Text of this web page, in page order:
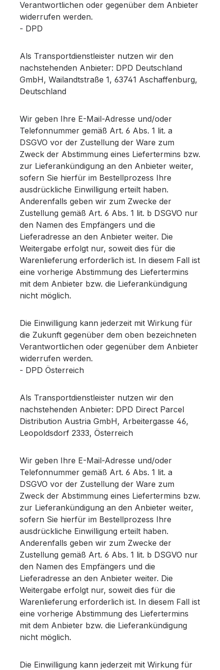
Verantwortlichen oder gegenüber dem Anbieter
widerrufen werden.
- DPD
Als Transportdienstleister nutzen wir den
nachstehenden Anbieter: DPD Deutschland
GmbH, Wailandtstraße 1, 63741 Aschaffenburg,
Deutschland
Wir geben Ihre E-Mail-Adresse und/oder
Telefonnummer gemäß Art. 6 Abs. 1 lit. a
DSGVO vor der Zustellung der Ware zum
Zweck der Abstimmung eines Liefertermins bzw.
zur Lieferankündigung an den Anbieter weiter,
sofern Sie hierfür im Bestellprozess Ihre
ausdrückliche Einwilligung erteilt haben.
Anderenfalls geben wir zum Zwecke der
Zustellung gemäß Art. 6 Abs. 1 lit. b DSGVO nur
den Namen des Empfängers und die
Lieferadresse an den Anbieter weiter. Die
Weitergabe erfolgt nur, soweit dies für die
Warenlieferung erforderlich ist. In diesem Fall ist
eine vorherige Abstimmung des Liefertermins
mit dem Anbieter bzw. die Lieferankündigung
nicht möglich.
Die Einwilligung kann jederzeit mit Wirkung für
die Zukunft gegenüber dem oben bezeichneten
Verantwortlichen oder gegenüber dem Anbieter
widerrufen werden.
- DPD Österreich
Als Transportdienstleister nutzen wir den
nachstehenden Anbieter: DPD Direct Parcel
Distribution Austria GmbH, Arbeitergasse 46,
Leopoldsdorf 2333, Österreich
Wir geben Ihre E-Mail-Adresse und/oder
Telefonnummer gemäß Art. 6 Abs. 1 lit. a
DSGVO vor der Zustellung der Ware zum
Zweck der Abstimmung eines Liefertermins bzw.
zur Lieferankündigung an den Anbieter weiter,
sofern Sie hierfür im Bestellprozess Ihre
ausdrückliche Einwilligung erteilt haben.
Anderenfalls geben wir zum Zwecke der
Zustellung gemäß Art. 6 Abs. 1 lit. b DSGVO nur
den Namen des Empfängers und die
Lieferadresse an den Anbieter weiter. Die
Weitergabe erfolgt nur, soweit dies für die
Warenlieferung erforderlich ist. In diesem Fall ist
eine vorherige Abstimmung des Liefertermins
mit dem Anbieter bzw. die Lieferankündigung
nicht möglich.
Die Einwilligung kann jederzeit mit Wirkung für